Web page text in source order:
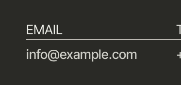
EMAIL
info@example.com